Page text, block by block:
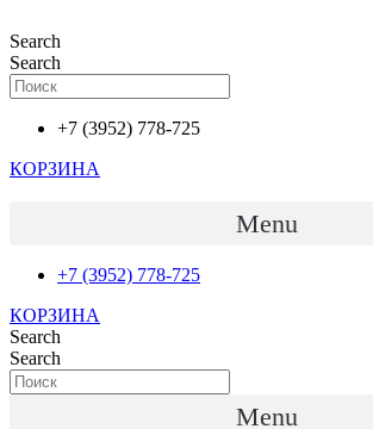
к
содержимому
Search
Search
+7 (3952) 778-725
КОРЗИНА
Menu
+7 (3952) 778-725
КОРЗИНА
Search
Search
Menu